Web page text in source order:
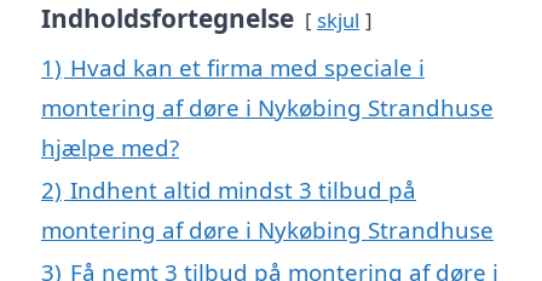
Indholdsfortegnelse skjul
1) Hvad kan et firma med speciale i
montering af døre i Nykøbing Strandhuse
hjælpe med?
2) Indhent altid mindst 3 tilbud på
montering af døre i Nykøbing Strandhuse
3) Få nemt 3 tilbud på montering af døre i